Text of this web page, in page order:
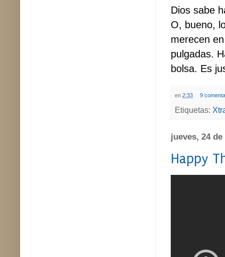
Dios sabe
O, bueno,
merecen
pulgadas.
bolsa. Es
en 2:33 9
Etiquetas:
jueves, 24
Happy